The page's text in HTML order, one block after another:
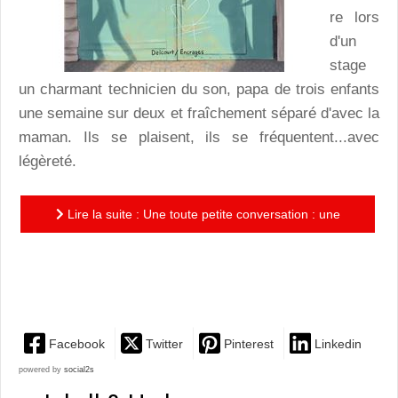
re lors
d'un
stage
un charmant technicien du son, papa de trois enfants
une semaine sur deux et fraîchement séparé d'avec la
maman. Ils se plaisent, ils se fréquentent...avec
légèreté.
Lire la suite : Une toute petite conversation : une
Facebook Twitter Pinterest Linkedin
powered by social2s